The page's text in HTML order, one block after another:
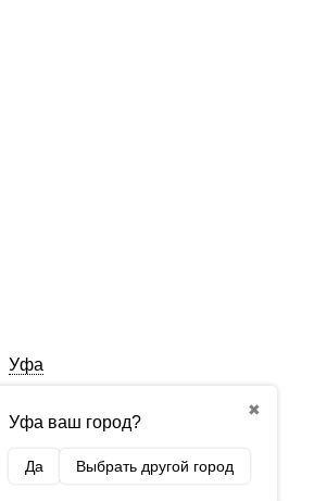
Уфа
✖
Уфа ваш город?
Да Выбрать другой город